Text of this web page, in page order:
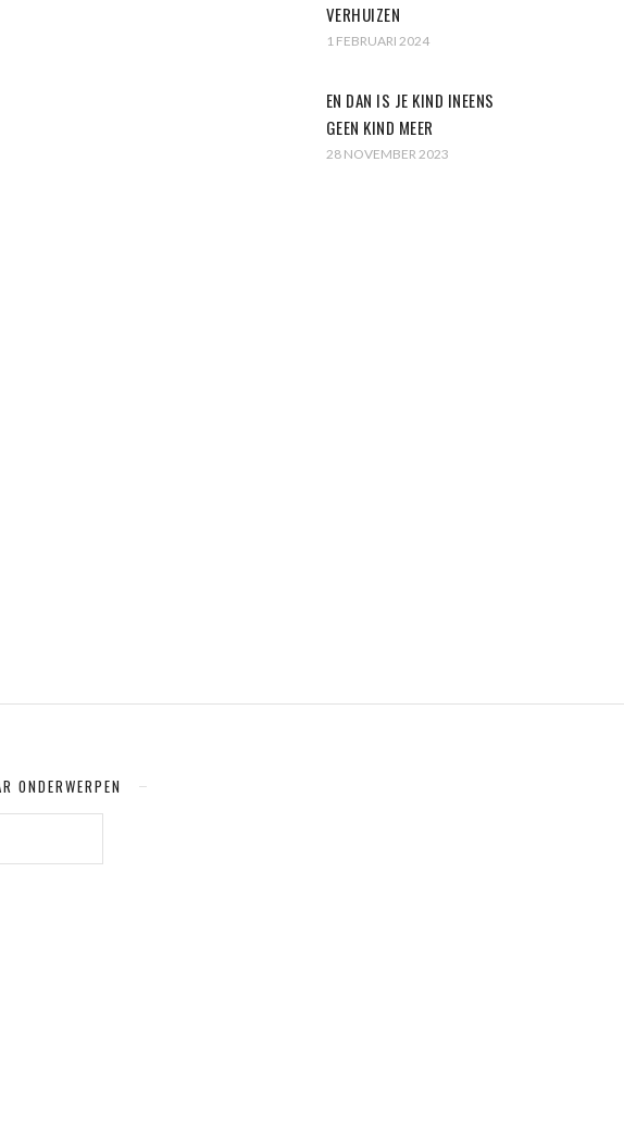
VERHUIZEN
1 FEBRUARI 2024
EN DAN IS JE KIND INEENS
GEEN KIND MEER
28 NOVEMBER 2023
ONDERWERPEN